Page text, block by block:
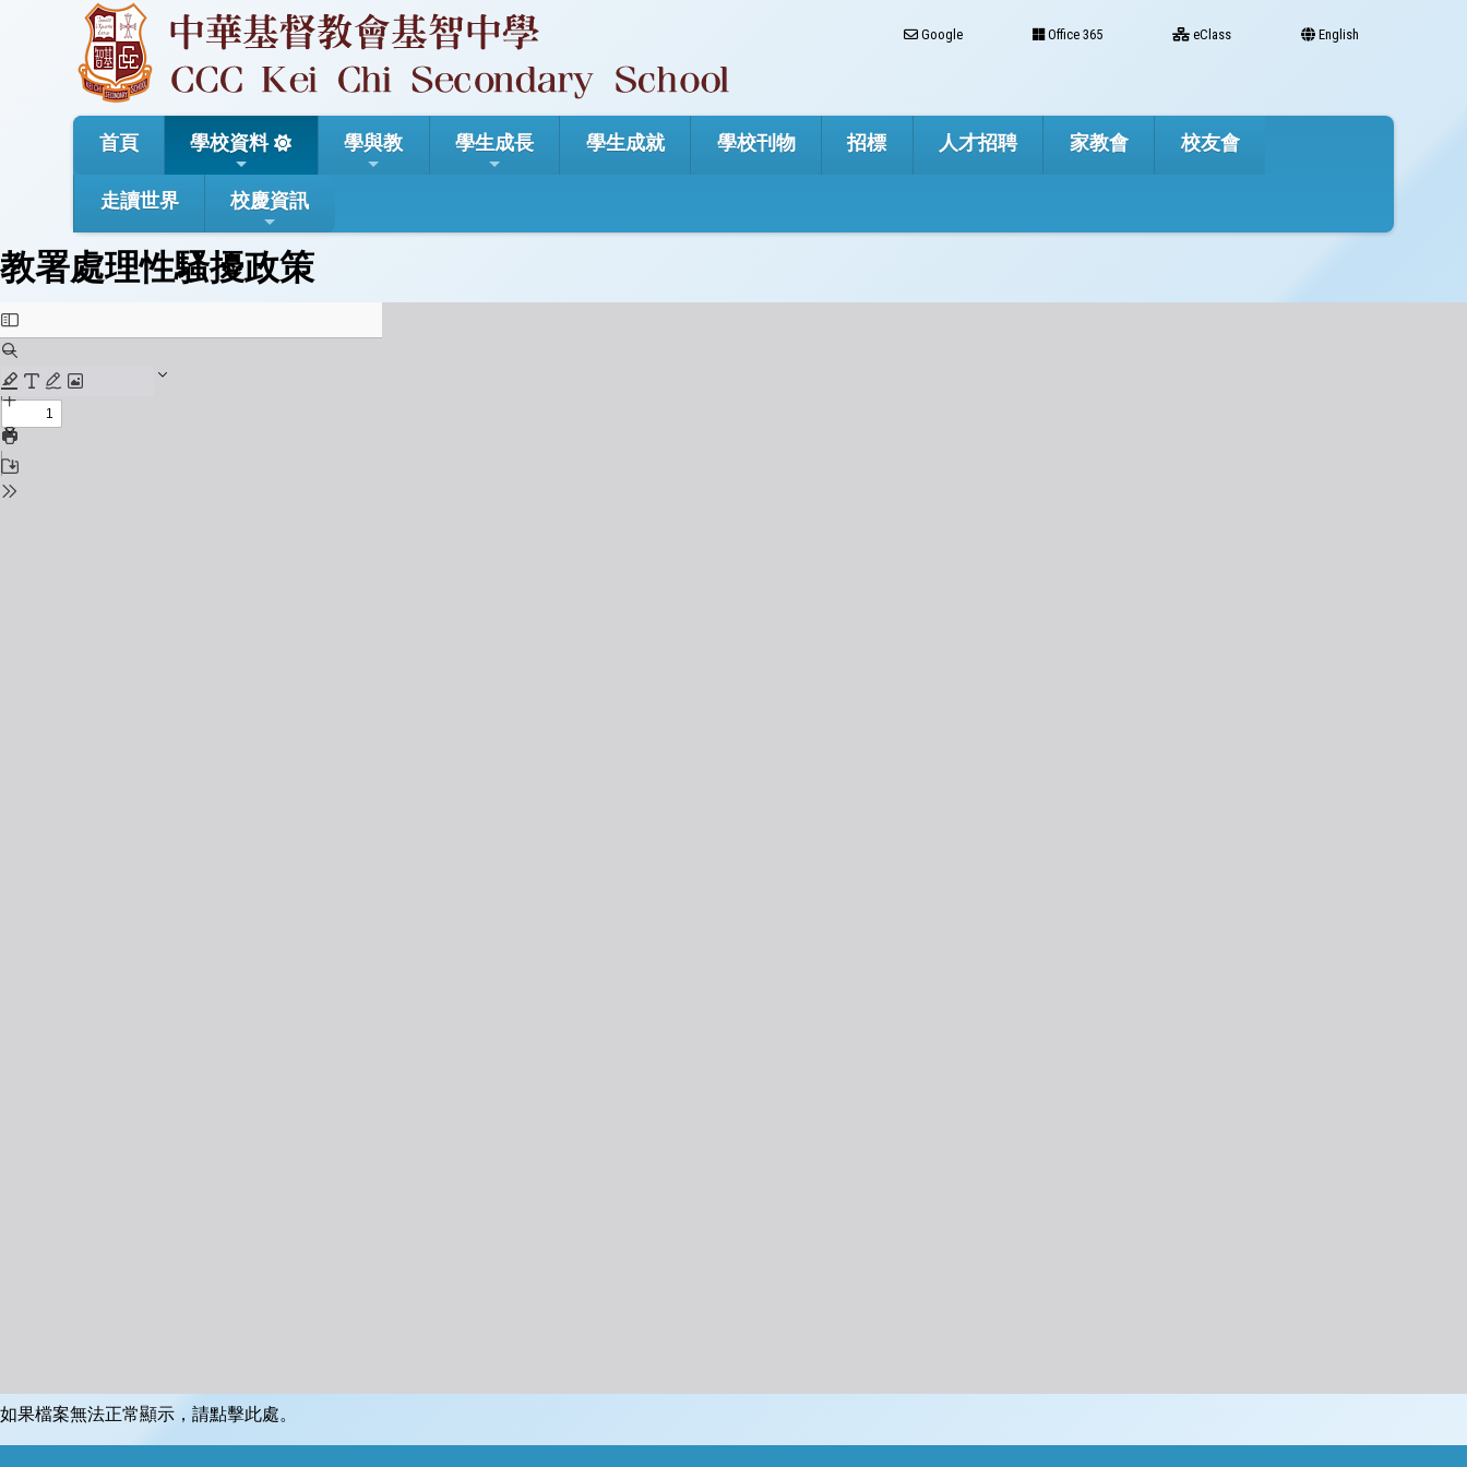
Google Office 365 eClass English
首頁 學校資料 學與教 學生成長 學生成就 學校刊物 招標 人才招聘 家教會 校友會
走讀世界 校慶資訊
教署處理性騷擾政策
如果檔案無法正常顯示，請點擊此處。